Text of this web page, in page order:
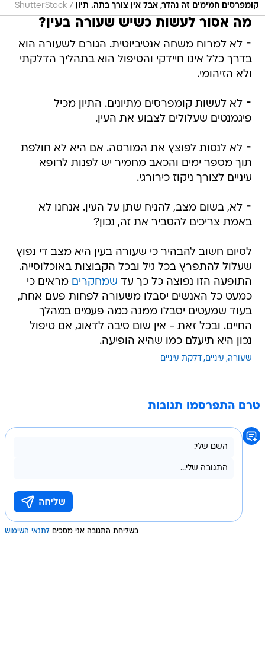
קומפרסים חמימים זה נהדר, אבל אין צורך בתה. תיון /
ShutterStock
מה אסור לעשות כשיש שעורה בעין?
⁃ לא למרוח משחה אנטיביוטית. הגורם לשעורה הוא
בדרך כלל אינו חיידקי והטיפול הוא בתהליך הדלקתי
ולא הזיהומי.
⁃ לא לעשות קומפרסים מתיונים. התיון מכיל
פיגמנטים שעלולים לצבוע את העין.
⁃ לא לנסות לפוצץ את המורסה. אם היא לא חולפת
תוך מספר ימים והכאב מחמיר יש לפנות לרופא
עיניים לצורך ניקוז כירורגי.
⁃ לא, בשום מצב, להניח שתן על העין. אנחנו לא
באמת צריכים להסביר את זה, נכון?
לסיום חשוב להבהיר כי שעורה בעין היא מצב די נפוץ
שעלול להתפרץ בכל גיל ובכל הקבוצות באוכלוסייה.
התופעה הזו נפוצה כל כך עד שמחקרים מראים כי
כמעט כל האנשים יסבלו משעורה לפחות פעם אחת,
בעוד שמעטים יסבלו ממנה כמה פעמים במהלך
החיים. ובכל זאת - אין שום סיבה לדאוג, אם טיפול
נכון היא תיעלם כמו שהיא הופיעה.
שעורה עיניים דלקת עיניים
טרם התפרסמו תגובות
בשליחת התגובה אני מסכים לתנאי השימוש